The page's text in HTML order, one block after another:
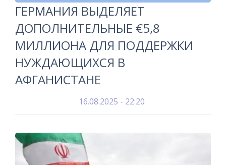
ГЕРМАНИЯ ВЫДЕЛЯЕТ
ДОПОЛНИТЕЛЬНЫЕ €5,8
МИЛЛИОНА ДЛЯ ПОДДЕРЖКИ
НУЖДАЮЩИХСЯ В
АФГАНИСТАНЕ
16.08.2025 - 22:20